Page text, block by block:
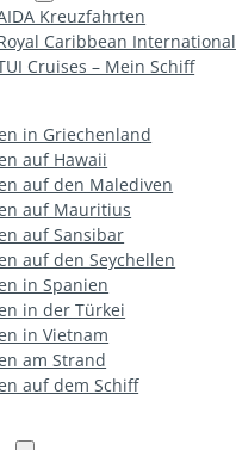
Kreuzfahrten
Caribbean International
Cruises – Mein Schiff
in Griechenland
auf Hawaii
auf den Malediven
auf Mauritius
auf Sansibar
auf den Seychellen
in Spanien
in der Türkei
in Vietnam
am Strand
auf dem Schiff